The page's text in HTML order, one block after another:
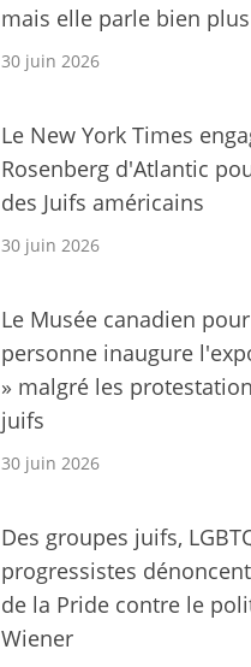
mais elle parle bien
30 juin 2026
Le New York Times
Rosenberg d'Atlantic
des Juifs américains
30 juin 2026
Le Musée canadien
personne inaugure
» malgré les
juifs
30 juin 2026
Des groupes juifs,
progressistes
de la Pride contre le
Wiener